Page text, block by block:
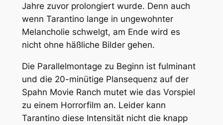
Jahre zuvor prolongiert wurde. Denn auch
wenn Tarantino lange in ungewohnter
Melancholie schwelgt, am Ende wird es
nicht ohne häßliche Bilder gehen.
Die Parallelmontage zu Beginn ist fulminant
und die 20-minütige Plansequenz auf der
Spahn Movie Ranch mutet wie das Vorspiel
zu einem Horrorfilm an. Leider kann
Tarantino diese Intensität nicht die knapp